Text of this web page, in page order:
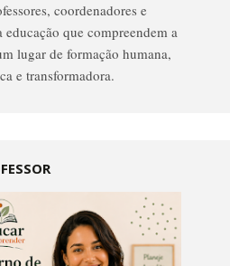
coordenadores e
educação que compreendem a
lugar de formação humana,
e transformadora.